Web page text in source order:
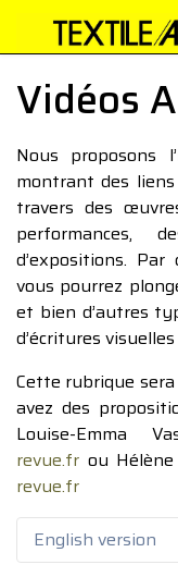
Vidéos
Nous proposons
montrant des
travers des
performances,
d’expositions.
vous pourrez
et bien d’autres
d’écritures
Cette rubrique
avez des
Louise-Emma
revue.fr ou
revue.fr
English version